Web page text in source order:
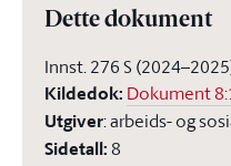
Dette dokument
Innst. 276 S
Kildedok: Dokument
Utgiver:arbeids- og
Sidetall:8